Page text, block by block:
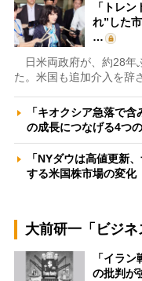
「トレ
れ”した
…
日米両政府が、約28年
た。米国も追加介入を辞
「キオクシア急落で
の成長につなげる4
「NYダウは高値更新
する米国株市場の変
大前研一「ビジ
「イラ
の批判が